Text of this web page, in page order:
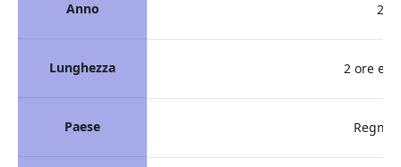
Anno
Lunghezza
Paese
2 ore e
Regno